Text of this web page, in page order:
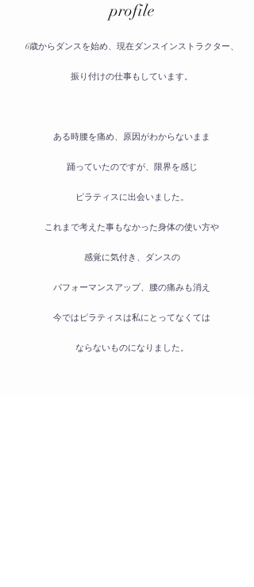
​profile
6歳からダンスを始め、現在ダンスインストラクター、
振り付けの仕事もしています。
ある時腰を痛め、原因がわからないまま
踊っていたのですが、限界を感じ
ピラティスに出会いました。
これまで考えた事もなかった身体の使い方や
感覚に気付き、ダンスの
パフォーマンスアップ、腰の痛みも消え
今ではピラティスは私にとってなくては
ならないものになりました。